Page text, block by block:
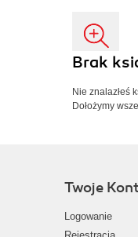
Brak
Nie znalazłeś
Dołożymy
Twoje
Logowanie